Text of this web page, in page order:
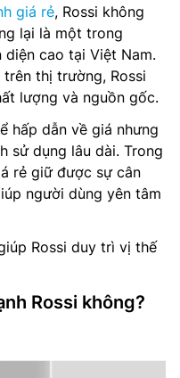
giá rẻ, Rossi không
lại là một trong
diện cao tại Việt Nam.
thị trường, Rossi
lượng và nguồn gốc.
hấp dẫn về giá nhưng
sử dụng lâu dài. Trong
rẻ giữ được sự cân
người dùng yên tâm
Rossi duy trì vị thế
Rossi không?